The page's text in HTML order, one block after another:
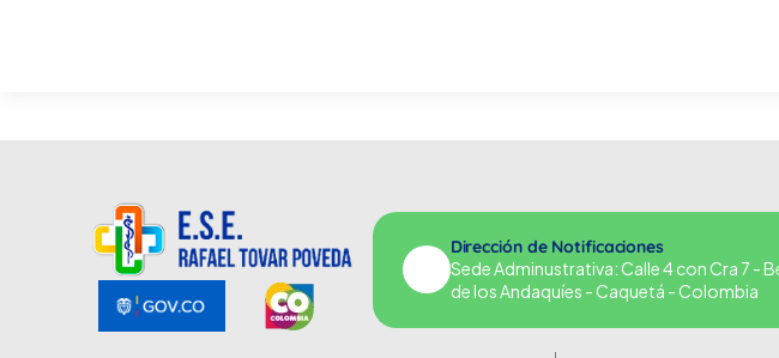
Dirección de Notificaciones
Sede Adminustrativa: Calle 4 con Cra 7 -
de los Andaquíes - Caquetá - Colombia